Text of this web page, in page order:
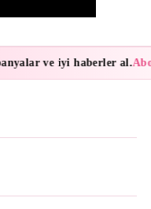
ve iyi haberler al.